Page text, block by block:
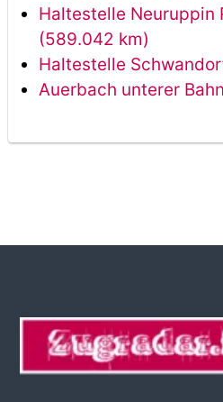
Haltestelle Neuruppin
(589.042 km)
Haltestelle
Auerbach unterer